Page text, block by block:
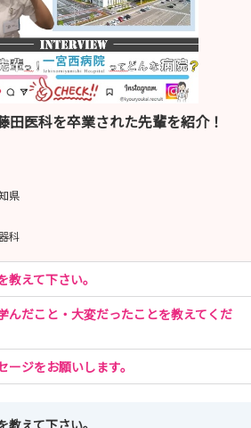
医科を卒業された先輩を紹介！
県
科
えて下さい。
んだこと・大変だったことを教えてくだ
ジをお願いします。